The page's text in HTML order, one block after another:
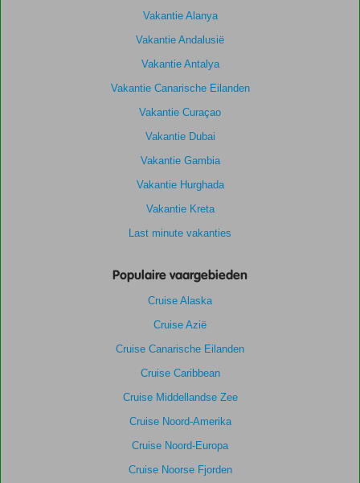
Vakantie Alanya
Vakantie Andalusië
Vakantie Antalya
Vakantie Canarische Eilanden
Vakantie Curaçao
Vakantie Dubai
Vakantie Gambia
Vakantie Hurghada
Vakantie Kreta
Last minute vakanties
Populaire vaargebieden
Cruise Alaska
Cruise Azië
Cruise Canarische Eilanden
Cruise Caribbean
Cruise Middellandse Zee
Cruise Noord-Amerika
Cruise Noord-Europa
Cruise Noorse Fjorden